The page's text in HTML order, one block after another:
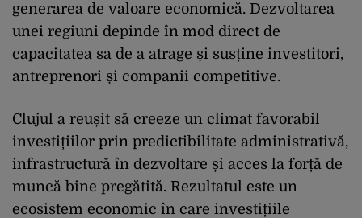
generarea de valoare economică. Dezvoltarea
unei regiuni depinde în mod direct de
capacitatea sa de a atrage și susține investitori,
antreprenori și companii competitive.
Clujul a reușit să creeze un climat favorabil
investițiilor prin predictibilitate administrativă,
infrastructură în dezvoltare și acces la forță de
muncă bine pregătită. Rezultatul este un
ecosistem economic în care investițiile